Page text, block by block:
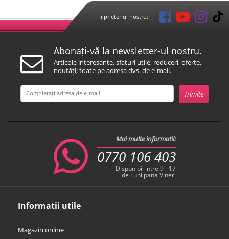
Fii prietenul nostru:
Informatii utile
Magazin online
Abonați-vă la newsletter-ul nostru.
Articole interesante, sfaturi utile, reduceri, oferte,
noutăți; toate pe adresa dvs. de e-mail.
Mai multe informatii:
0770 106 403
Disponibil intre 9 - 17
de Luni pana Vineri